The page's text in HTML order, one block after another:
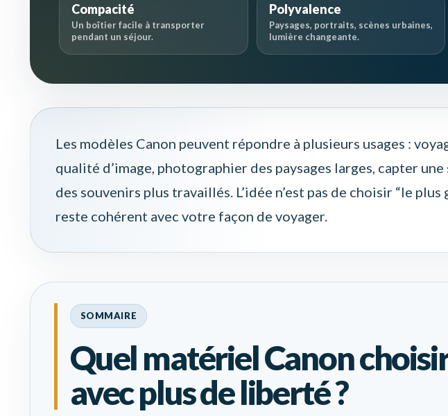
Compacité
Un boîtier facile à transporter
pendant un séjour.
Polyvalence
Paysages, portraits, scènes urbaines,
lumière changeante.
Les modèles Canon peuvent répondre à plusieurs usages :
qualité d’image, photographier des paysages larges, capter
des souvenirs plus travaillés. L’idée n’est pas de choisir “le
reste cohérent avec votre façon de voyager.
SOMMAIRE
Quel matériel Canon
avec plus de liberté ?